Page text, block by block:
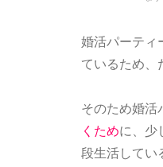
婚活パーティ
ているため、
そのため婚活
くために、少
段生活してい